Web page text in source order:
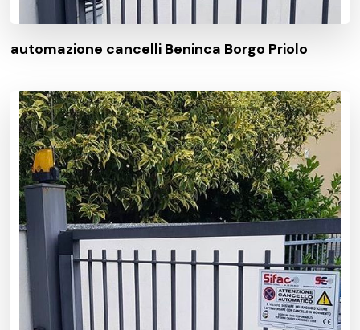
automazione cancelli Beninca Borgo Priolo